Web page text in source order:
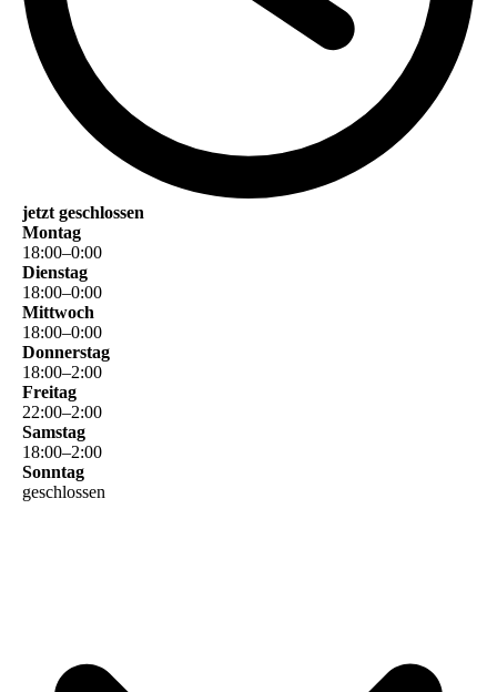
jetzt geschlossen
Montag
18:00–0:00
Dienstag
18:00–0:00
Mittwoch
18:00–0:00
Donnerstag
18:00–2:00
Freitag
22:00–2:00
Samstag
18:00–2:00
Sonntag
geschlossen